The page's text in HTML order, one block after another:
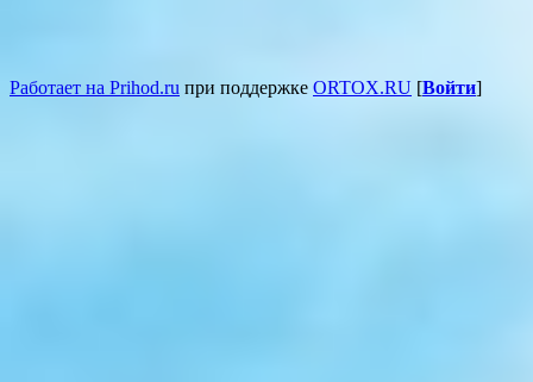
Работает на Prihod.ru при поддержке ORTOX.RU [Войти]